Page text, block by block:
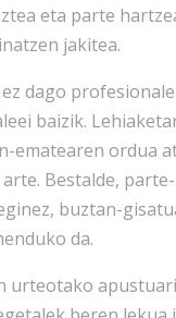
eta parte
jakitea.
dago
baizik.
ematearen ordua
Bestalde,
buztan-
da.
urteotako